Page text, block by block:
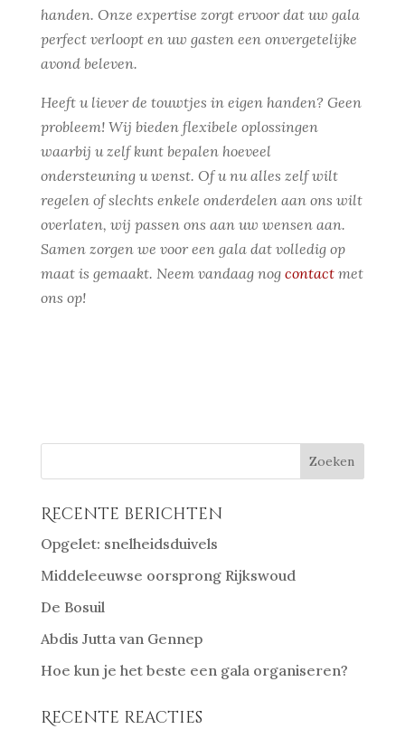
handen. Onze expertise zorgt ervoor dat uw gala
perfect verloopt en uw gasten een onvergetelijke
avond beleven.
Heeft u liever de touwtjes in eigen handen? Geen
probleem! Wij bieden flexibele oplossingen
waarbij u zelf kunt bepalen hoeveel
ondersteuning u wenst. Of u nu alles zelf wilt
regelen of slechts enkele onderdelen aan ons wilt
overlaten, wij passen ons aan uw wensen aan.
Samen zorgen we voor een gala dat volledig op
maat is gemaakt. Neem vandaag nog contact met
ons op!
Recente berichten
Opgelet: snelheidsduivels
Middeleeuwse oorsprong Rijkswoud
De Bosuil
Abdis Jutta van Gennep
Hoe kun je het beste een gala organiseren?
Recente reacties